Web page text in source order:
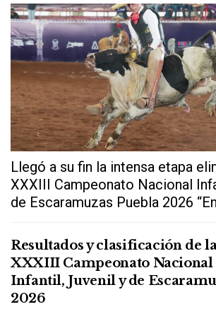
Llegó a su fin la intensa etapa
XXXIII Campeonato Nacional
de Escaramuzas Puebla 2026
Resultados y clasificación de
XXXIII Campeonato
Infantil, Juvenil y de
2026